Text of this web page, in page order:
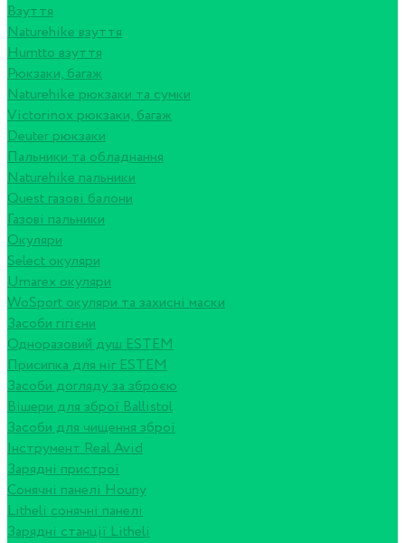
Взуття
Naturehike взуття
Humtto взуття
Рюкзаки, багаж
Naturehike рюкзаки та сумки
Victorinox рюкзаки, багаж
Deuter рюкзаки
Пальники та обладнання
Naturehike пальники
Quest газові балони
Газові пальники
Окуляри
Select окуляри
Umarex окуляри
WoSport окуляри та захисні маски
Засоби гігієни
Одноразовий душ ESTEM
Присипка для ніг ESTEM
Засоби догляду за зброєю
Вішери для зброї Ballistol
Засоби для чищення зброї
Інструмент Real Avid
Зарядні пристрої
Сонячні панелі Houny
Litheli сонячні панелі
Зарядні станції Litheli